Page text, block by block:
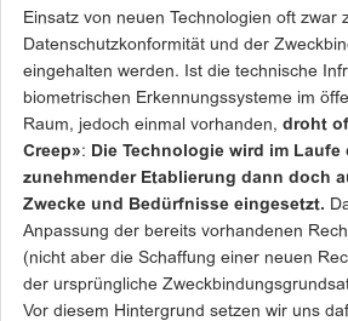
Einsatz von neuen Technologien oft zwar
Datenschutzkonformität und der
eingehalten werden. Ist die technische
biometrischen Erkennungssysteme im
Raum, jedoch einmal vorhanden, droht
Creep»:
Die Technologie wird im
zunehmender Etablierung dann doch
Zwecke und Bedürfnisse eingesetzt.
Anpassung der bereits vorhandenen
(nicht aber die Schaffung einer neuen
der ursprüngliche
Vor diesem Hintergrund setzen wir uns